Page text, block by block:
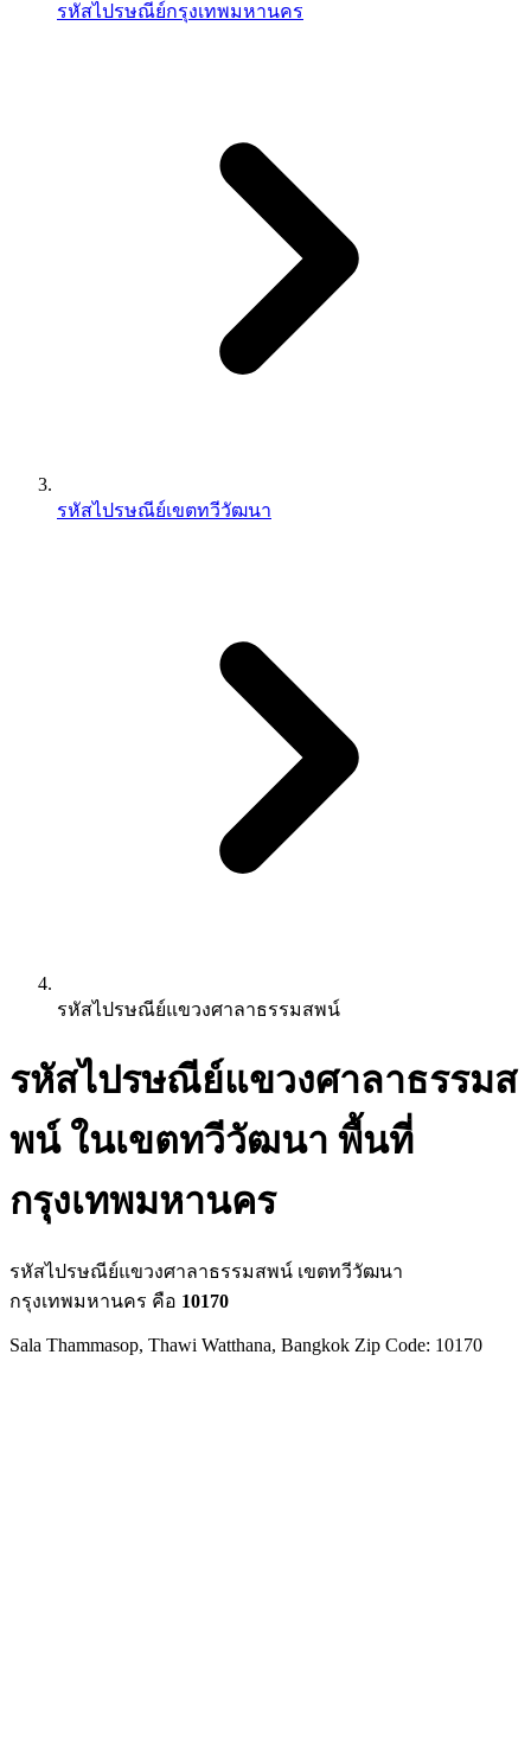
รหัสไปรษณีย์กรุงเทพมหานคร
รหัสไปรษณีย์เขตทวีวัฒนา
รหัสไปรษณีย์แขวงศาลาธรรมสพน์
รหัสไปรษณีย์แขวงศาลาธรรมส
พน์ ในเขตทวีวัฒนา พื้นที่
กรุงเทพมหานคร
รหัสไปรษณีย์แขวงศาลาธรรมสพน์ เขตทวีวัฒนา
กรุงเทพมหานคร คือ 10170
Sala Thammasop, Thawi Watthana, Bangkok Zip Code: 10170